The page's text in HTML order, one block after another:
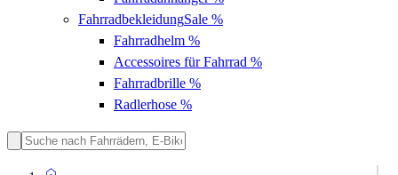
FahrradbekleidungSale %
Fahrradhelm %
Accessoires für Fahrrad %
Fahrradbrille %
Radlerhose %